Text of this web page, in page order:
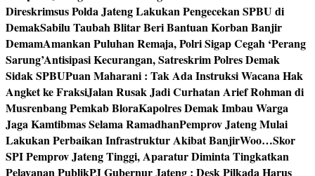
Direskrimsus Polda Jateng Lakukan Pengecekan SPBU di
DemakSabilu Taubah Blitar Beri Bantuan Korban Banjir
DemamAmankan Puluhan Remaja, Polri Sigap Cegah ‘Perang
Sarung’Antisipasi Kecurangan, Satreskrim Polres Demak
Sidak SPBUPuan Maharani : Tak Ada Instruksi Wacana Hak
Angket ke FraksiJalan Rusak Jadi Curhatan Arief Rohman di
Musrenbang Pemkab BloraKapolres Demak Imbau Warga
Jaga Kamtibmas Selama RamadhanPemprov Jateng Mulai
Lakukan Perbaikan Infrastruktur Akibat BanjirWoo…Skor
SPI Pemprov Jateng Tinggi, Aparatur Diminta Tingkatkan
Pelayanan PublikPJ Gubernur Jateng : Desk Pilkada Harus